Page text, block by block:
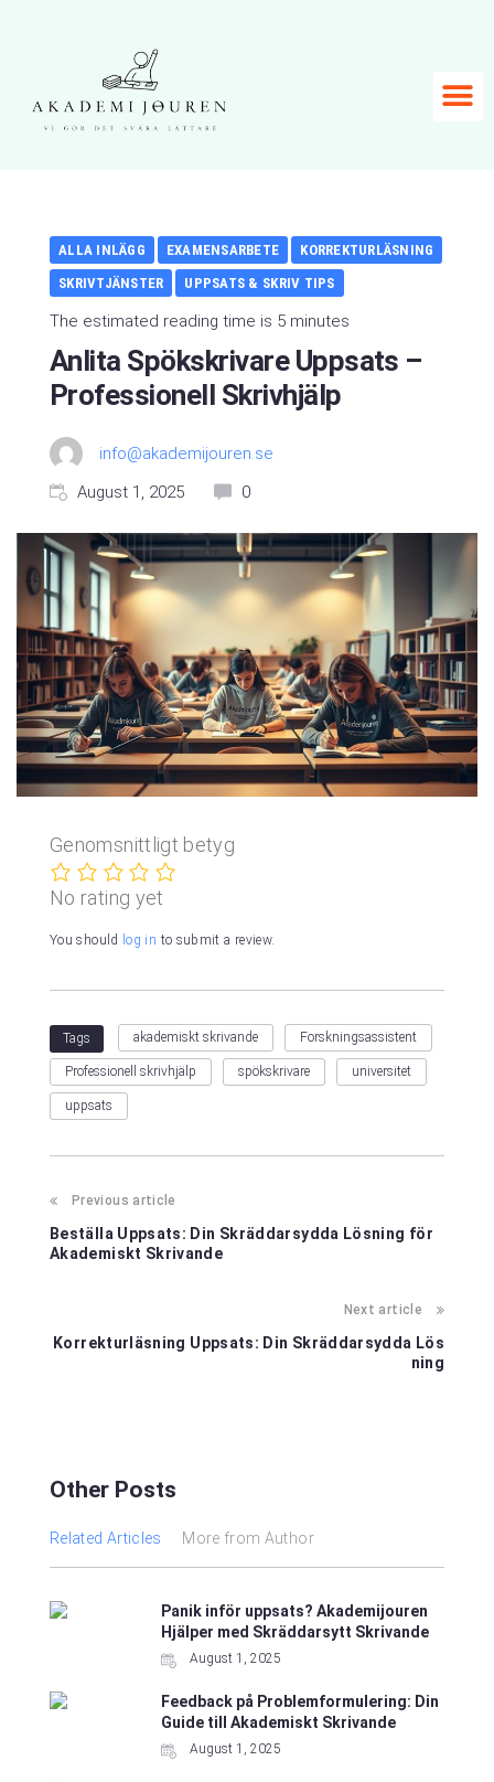
ALLA INLÄGG EXAMENSARBETE
KORREKTURLÄSNING
SKRIVTJÄNSTER
UPPSATS & SKRIV TIPS
The estimated reading time is 5 minutes
Anlita Spökskrivare Uppsats –
Professionell Skrivhjälp
info@akademijouren.se
August 1, 2025
0
Genomsnittligt betyg
No rating yet
You should log in to submit a review.
Tags akademiskt skrivande Forskningsassistent
Professionell skrivhjälp spökskrivare universitet
uppsats
Previous article
Beställa Uppsats: Din Skräddarsydda Lösning för
Akademiskt Skrivande
Next article
Korrekturläsning Uppsats: Din Skräddarsydda Lös
ning
Other Posts
Related Articles More from Author
Panik inför uppsats? Akademijouren
Hjälper med Skräddarsytt Skrivande
August 1, 2025
Feedback på Problemformulering: Din
Guide till Akademiskt Skrivande
August 1, 2025